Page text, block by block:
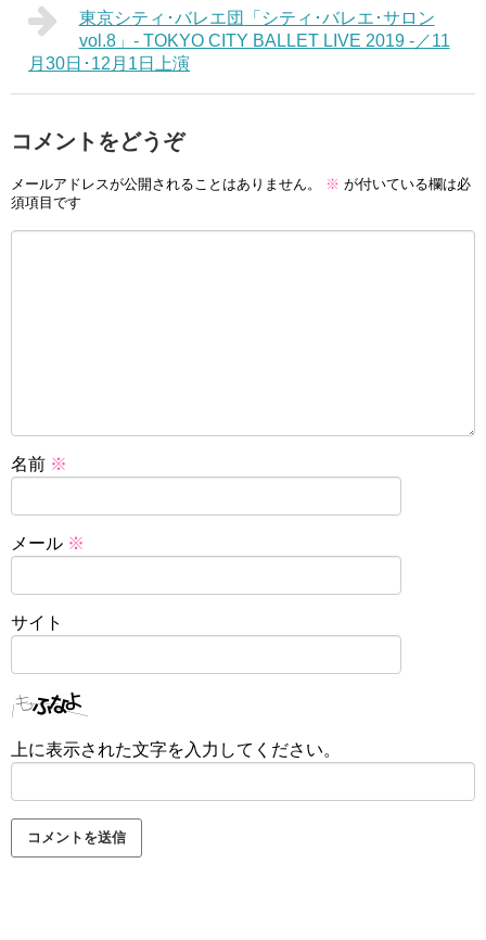
東京シティ･バレエ団「シティ･バレエ･サロン
vol.8」- TOKYO CITY BALLET LIVE 2019 -／11
月30日･12月1日上演
コメントをどうぞ
メールアドレスが公開されることはありません。 ※ が付いている欄は必
須項目です
名前 ※
メール ※
サイト
上に表示された文字を入力してください。